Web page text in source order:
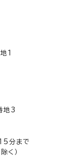
1
地3
分まで
く）